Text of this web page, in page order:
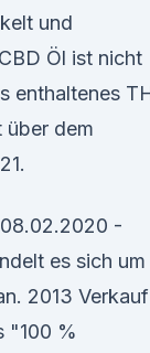
und
Öl ist nicht
enthaltenes
über dem
-
es sich um
2013 Verkauf
"100 %